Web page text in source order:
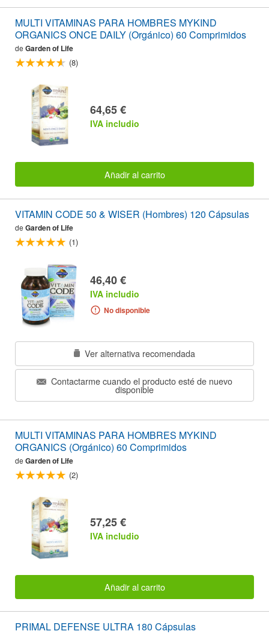
MULTI VITAMINAS PARA HOMBRES MYKIND
ORGANICS ONCE DAILY (Orgánico) 60 Comprimidos
de Garden of Life
(8)
64,65 €
IVA includio
Añadir al carrito
VITAMIN CODE 50 & WISER (Hombres) 120 Cápsulas
de Garden of Life
(1)
46,40 €
IVA includio
No disponible
Ver alternativa recomendada
Contactarme cuando el producto esté de nuevo
disponible
MULTI VITAMINAS PARA HOMBRES MYKIND
ORGANICS (Orgánico) 60 Comprimidos
de Garden of Life
(2)
57,25 €
IVA includio
Añadir al carrito
PRIMAL DEFENSE ULTRA 180 Cápsulas